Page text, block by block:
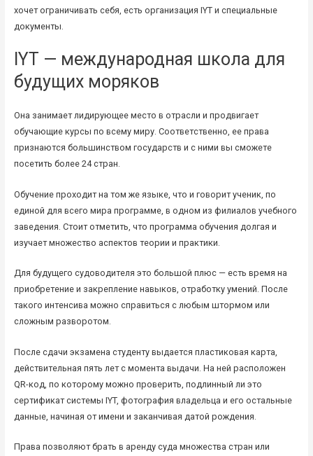
хочет ограничивать себя, есть организация IYT и специальные
документы.
IYT — международная школа для
будущих моряков
Она занимает лидирующее место в отрасли и продвигает
обучающие курсы по всему миру. Соответственно, ее права
признаются большинством государств и с ними вы сможете
посетить более 24 стран.
Обучение проходит на том же языке, что и говорит ученик, по
единой для всего мира программе, в одном из филиалов учебного
заведения. Стоит отметить, что программа обучения долгая и
изучает множество аспектов теории и практики.
Для будущего судоводителя это большой плюс — есть время на
приобретение и закрепление навыков, отработку умений. После
такого интенсива можно справиться с любым штормом или
сложным разворотом.
После сдачи экзамена студенту выдается пластиковая карта,
действительная пять лет с момента выдачи. На ней расположен
QR-код, по которому можно проверить, подлинный ли это
сертификат системы IYT, фотография владельца и его остальные
данные, начиная от имени и заканчивая датой рождения.
Права позволяют брать в аренду суда множества стран или